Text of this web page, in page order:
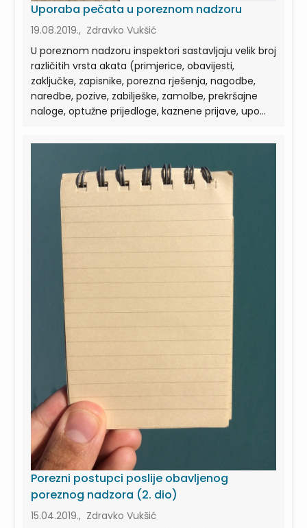
Uporaba pečata u poreznom nadzoru
19.08.2019., Zdravko Vukšić
U poreznom nadzoru inspektori sastavljaju velik broj
različitih vrsta akata (primjerice, obavijesti,
zaključke, zapisnike, porezna rješenja, nagodbe,
naredbe, pozive, zabilješke, zamolbe, prekršajne
naloge, optužne prijedloge, kaznene prijave, upo...
Porezni postupci poslije obavljenog
poreznog nadzora (2. dio)
15.04.2019., Zdravko Vukšić